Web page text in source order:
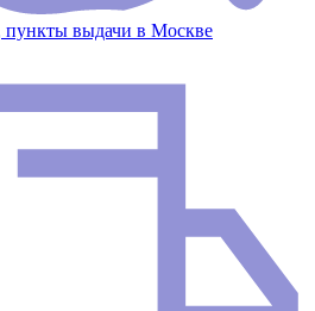
пункты выдачи в Москве